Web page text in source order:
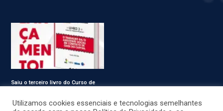
Saiu o terceiro livro do Curso de
Utilizamos cookies essenciais e tecnologias semelhantes